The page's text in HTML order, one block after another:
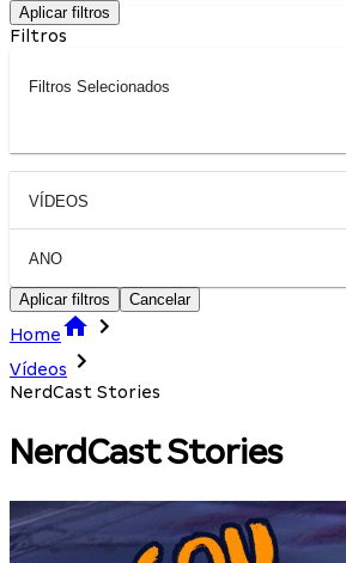
Aplicar filtros
Filtros
Filtros Selecionados
VÍDEOS
ANO
Aplicar filtros Cancelar
Home
Vídeos
NerdCast Stories
NerdCast Stories